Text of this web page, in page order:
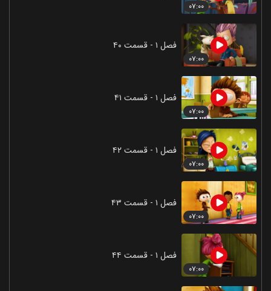
۰۷:۰۰
۰۷:۰۰
فصل ۱ - قسمت ۴۰
۰۷:۰۰
فصل ۱ - قسمت ۴۱
۰۷:۰۰
فصل ۱ - قسمت ۴۲
۰۷:۰۰
فصل ۱ - قسمت ۴۳
۰۷:۰۰
فصل ۱ - قسمت ۴۴